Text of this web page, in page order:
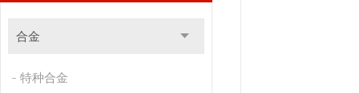
合金
特种合金